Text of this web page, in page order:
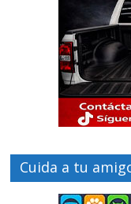
Cuida a tu